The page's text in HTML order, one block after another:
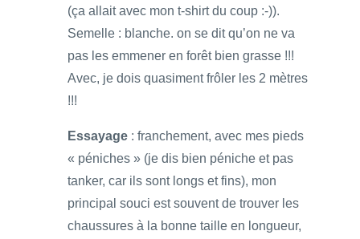
(ça allait avec mon t-shirt du coup :-)).
Semelle : blanche. on se dit qu’on ne va
pas les emmener en forêt bien grasse !!!
Avec, je dois quasiment frôler les 2 mètres
!!!
Essayage : franchement, avec mes pieds
« péniches » (je dis bien péniche et pas
tanker, car ils sont longs et fins), mon
principal souci est souvent de trouver les
chaussures à la bonne taille en longueur,